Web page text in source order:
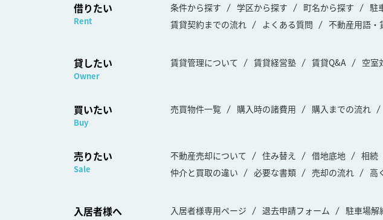
借りたい
Rent
条件から探す 学区から探す 町名から探す 駐
賃貸契約までの流れ
よくある質問 不動産用語・
貸したい
Owner
賃貸管理について 賃貸経営塾 賃貸Q&A 空室
買いたい
Buy
売買物件一覧 購入時の諸費用 購入までの流れ
売りたい
Sale
不動産売却について 住み替え 借地底地 相続
仲介と買取の違い
必要な書類 売却の流れ 高
入居者様へ 入居者様専用ページ 退去申請フォーム 駐車場解